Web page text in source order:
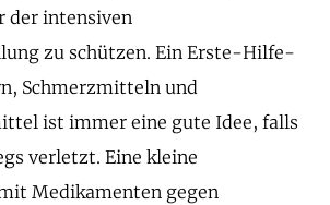
der intensiven
zu schützen. Ein Erste-Hilfe-
Schmerzmitteln und
ist immer eine gute Idee, falls
verletzt. Eine kleine
Medikamenten gegen